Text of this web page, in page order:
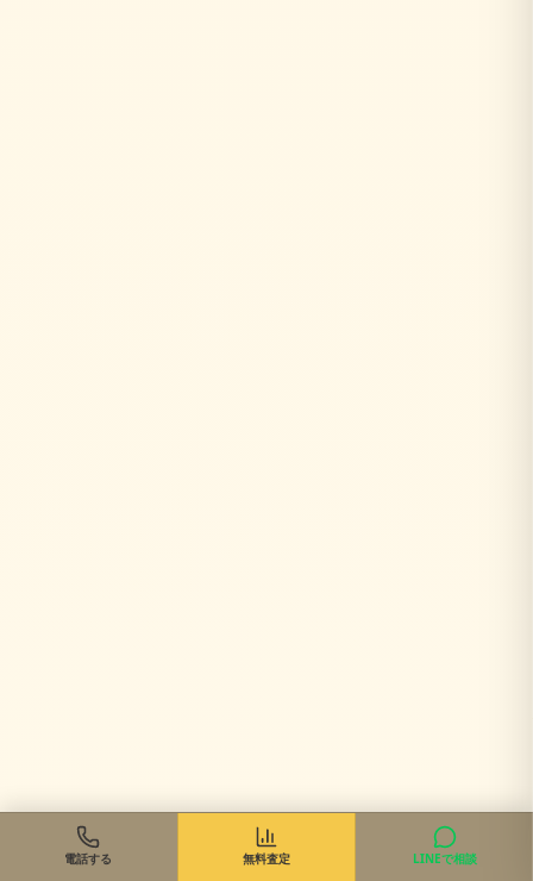
電話する 無料査定 LINEで相談